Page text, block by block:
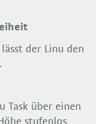
der Linu den
Task über einen
stufenlos